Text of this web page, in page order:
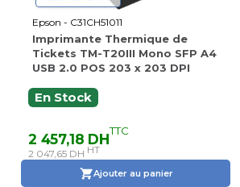
Epson - C31CH51011
Imprimante Thermique de
Tickets TM-T20III Mono SFP A4
USB 2.0 POS 203 x 203 DPI
En Stock
2 457,18 DHTTC
2 047,65 DH HT
Ajouter au panier